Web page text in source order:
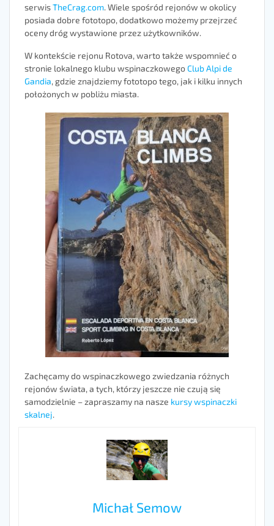
serwisTheCrag.com. Wiele spośród rejonów w okolicy
posiada dobre fototopo, dodatkowo możemy przejrzeć
oceny dróg wystawione przez użytkowników.
W kontekście rejonu Rotova, warto także wspomnieć o
stronie lokalnego klubu wspinaczkowegoClub Alpi de
Gandia, gdzie znajdziemy fototopo tego, jak i kilku innych
położonych w pobliżu miasta.
Zachęcamy do wspinaczkowego zwiedzania różnych
rejonów świata, a tych, którzy jeszcze nie czują się
samodzielnie – zapraszamy na nasze kursy wspinaczki
skalnej.
Michał Semow